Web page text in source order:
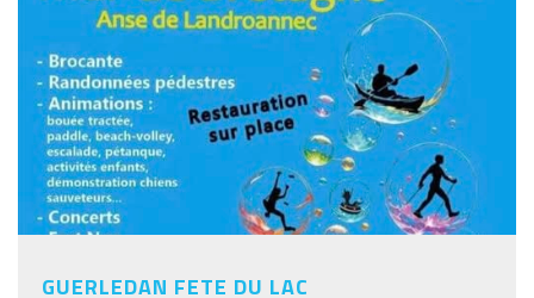
GUERLEDAN FETE DU LAC